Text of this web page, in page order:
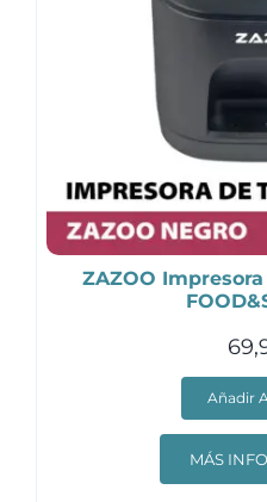
ZAZOO
Añadir
MÁS